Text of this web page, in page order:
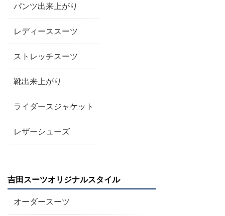
パンツ出来上がり
レディーススーツ
ストレッチスーツ
靴出来上がり
ライダースジャケット
レザーシューズ
吉田スーツオリジナルスタイル
オーダースーツ